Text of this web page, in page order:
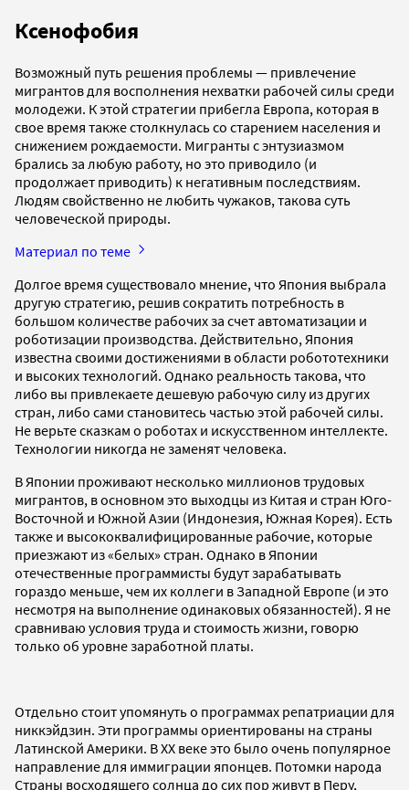
Ксенофобия
Возможный путь решения проблемы — привлечение
мигрантов для восполнения нехватки рабочей силы среди
молодежи. К этой стратегии прибегла Европа, которая в
свое время также столкнулась со старением населения и
снижением рождаемости. Мигранты с энтузиазмом
брались за любую работу, но это приводило (и
продолжает приводить) к негативным последствиям.
Людям свойственно не любить чужаков, такова суть
человеческой природы.
Материал по теме
Долгое время существовало мнение, что Япония выбрала
другую стратегию, решив сократить потребность в
большом количестве рабочих за счет автоматизации и
роботизации производства. Действительно, Япония
известна своими достижениями в области робототехники
и высоких технологий. Однако реальность такова, что
либо вы привлекаете дешевую рабочую силу из других
стран, либо сами становитесь частью этой рабочей силы.
Не верьте сказкам о роботах и искусственном интеллекте.
Технологии никогда не заменят человека.
В Японии проживают несколько миллионов трудовых
мигрантов, в основном это выходцы из Китая и стран Юго-
Восточной и Южной Азии (Индонезия, Южная Корея). Есть
также и высококвалифицированные рабочие, которые
приезжают из «белых» стран. Однако в Японии
отечественные программисты будут зарабатывать
гораздо меньше, чем их коллеги в Западной Европе (и это
несмотря на выполнение одинаковых обязанностей). Я не
сравниваю условия труда и стоимость жизни, говорю
только об уровне заработной платы.
Отдельно стоит упомянуть о программах репатриации для
никкэйдзин. Эти программы ориентированы на страны
Латинской Америки. В XX веке это было очень популярное
направление для иммиграции японцев. Потомки народа
Страны восходящего солнца до сих пор живут в Перу,